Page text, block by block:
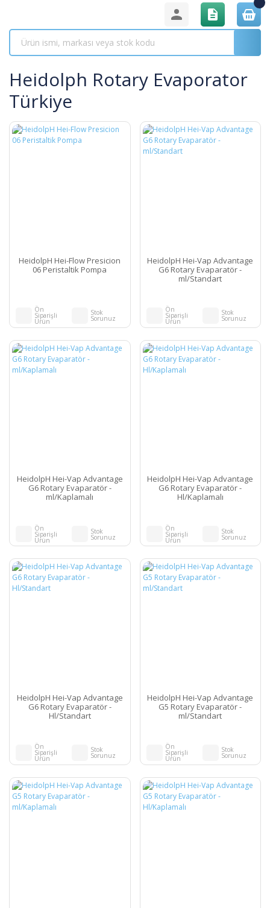
Heidolph Rotary Evaporator
Türkiye
HeidolpH Hei-Flow Presicion
06 Peristaltik Pompa
Ön
Siparişli
Ürün
Stok
Sorunuz
HeidolpH Hei-Vap Advantage
G6 Rotary Evaparatör -
ml/Standart
Ön
Siparişli
Ürün
Stok
Sorunuz
HeidolpH Hei-Vap Advantage
G6 Rotary Evaparatör -
ml/Kaplamalı
Ön
Siparişli
Ürün
Stok
Sorunuz
HeidolpH Hei-Vap Advantage
G6 Rotary Evaparatör -
Hl/Kaplamalı
Ön
Siparişli
Ürün
Stok
Sorunuz
HeidolpH Hei-Vap Advantage
G6 Rotary Evaparatör -
Hl/Standart
Ön
Siparişli
Ürün
Stok
Sorunuz
HeidolpH Hei-Vap Advantage
G5 Rotary Evaparatör -
ml/Standart
Ön
Siparişli
Ürün
Stok
Sorunuz